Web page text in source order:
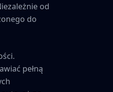
od
do
pełną